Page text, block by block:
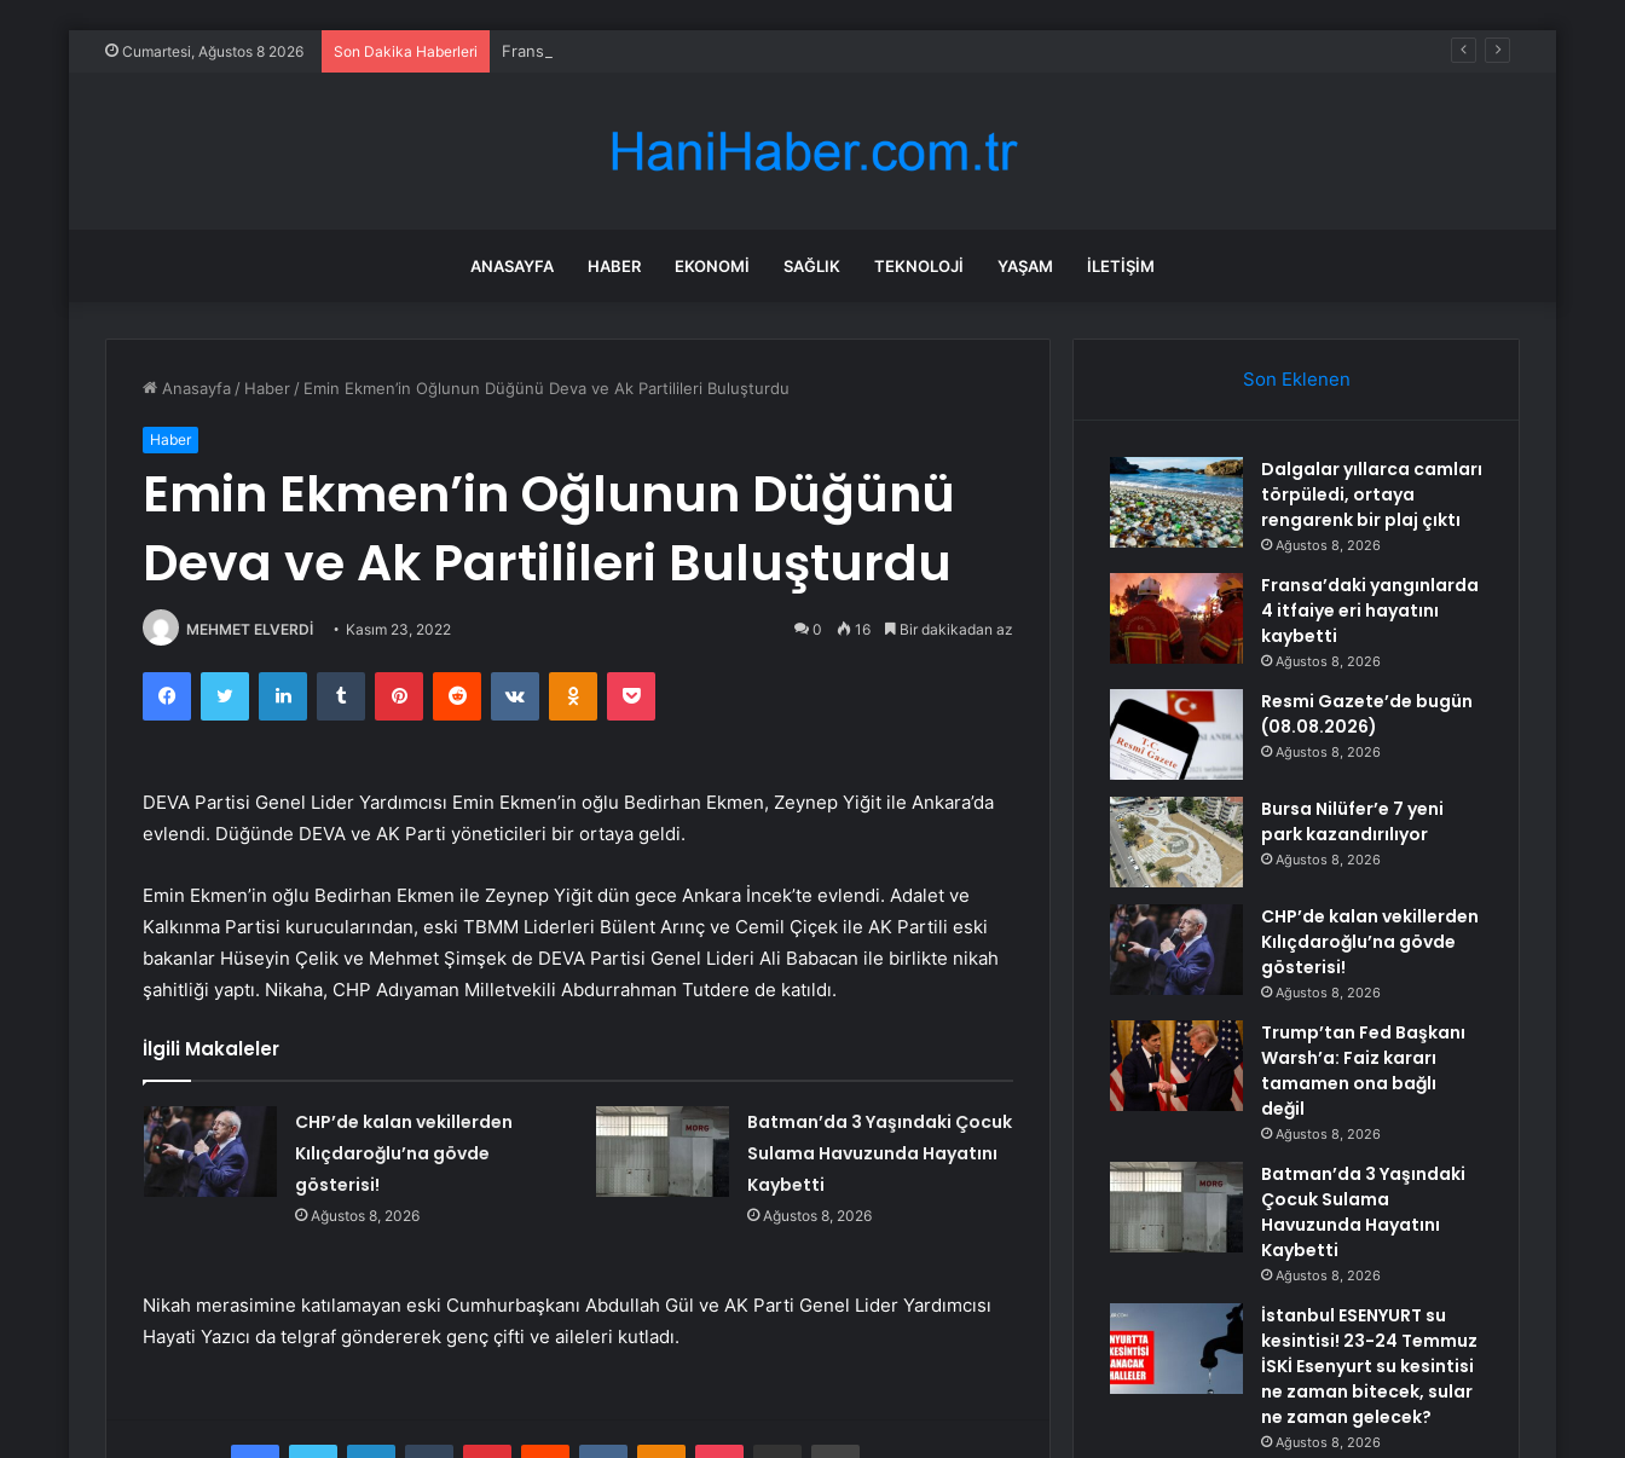
Cumartesi, Ağustos 8 2026 Son Dakika Haberleri Fransa’daki yangınlarda 4 itfaiye eri hayatını kaybetti
ANASAYFA HABER EKONOMI SAĞLIK TEKNOLOJI YAŞAM İLETIŞIM
Anasayfa / Haber / Emin Ekmen’in Oğlunun Düğünü Deva ve Ak Partilileri Buluşturdu
Haber
Emin Ekmen’in Oğlunun Düğünü
Deva ve Ak Partilileri Buluşturdu
MEHMET ELVERDİ Kasım 23, 2022 0 16 Bir dakikadan az
FacebookTwitter LinkedInTumblr PinterestReddit VKontakteOdnoklassniki
Pocket
DEVA Partisi Genel Lider Yardımcısı Emin Ekmen’in oğlu Bedirhan Ekmen, Zeynep Yiğit ile Ankara’da
evlendi. Düğünde DEVA ve AK Parti yöneticileri bir ortaya geldi.
Emin Ekmen’in oğlu Bedirhan Ekmen ile Zeynep Yiğit dün gece Ankara İncek’te evlendi. Adalet ve
Kalkınma Partisi kurucularından, eski TBMM Liderleri Bülent Arınç ve Cemil Çiçek ile AK Partili eski
bakanlar Hüseyin Çelik ve Mehmet Şimşek de DEVA Partisi Genel Lideri Ali Babacan ile birlikte nikah
şahitliği yaptı. Nikaha, CHP Adıyaman Milletvekili Abdurrahman Tutdere de katıldı.
İlgili Makaleler
CHP’de kalan vekillerden
Kılıçdaroğlu’na gövde
gösterisi!
Ağustos 8, 2026
Batman’da 3 Yaşındaki Çocuk
Sulama Havuzunda Hayatını
Kaybetti
Ağustos 8, 2026
Nikah merasimine katılamayan eski Cumhurbaşkanı Abdullah Gül ve AK Parti Genel Lider Yardımcısı
Hayati Yazıcı da telgraf göndererek genç çifti ve aileleri kutladı.
FacebookTwitter LinkedInTumblr PinterestReddit VKontakteOdnoklassniki
Pocket E-Posta ile paylaş Yazdır
Son Eklenen
Dalgalar yıllarca camları
törpüledi, ortaya
rengarenk bir plaj çıktı
Ağustos 8, 2026
Fransa’daki yangınlarda
4 itfaiye eri hayatını
kaybetti
Ağustos 8, 2026
Resmi Gazete’de bugün
(08.08.2026)
Ağustos 8, 2026
Bursa Nilüfer’e 7 yeni
park kazandırılıyor
Ağustos 8, 2026
CHP’de kalan vekillerden
Kılıçdaroğlu’na gövde
gösterisi!
Ağustos 8, 2026
Trump’tan Fed Başkanı
Warsh’a: Faiz kararı
tamamen ona bağlı
değil
Ağustos 8, 2026
Batman’da 3 Yaşındaki
Çocuk Sulama
Havuzunda Hayatını
Kaybetti
Ağustos 8, 2026
İstanbul ESENYURT su
kesintisi! 23-24 Temmuz
İSKİ Esenyurt su kesintisi
ne zaman bitecek, sular
ne zaman gelecek?
Ağustos 8, 2026